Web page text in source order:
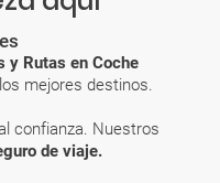
y Rutas en Coche
mejores destinos.
confianza. Nuestros
de viaje.